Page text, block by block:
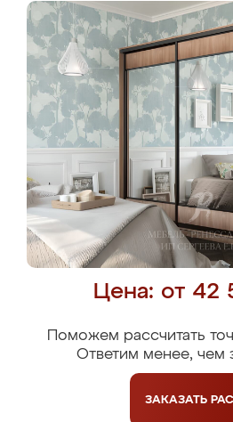
Цена: от 42
Поможем рассчитать
Ответим менее, чем
ЗАКАЗАТЬ